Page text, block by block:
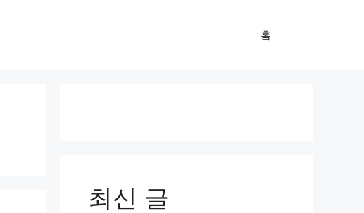
홈
최신 글